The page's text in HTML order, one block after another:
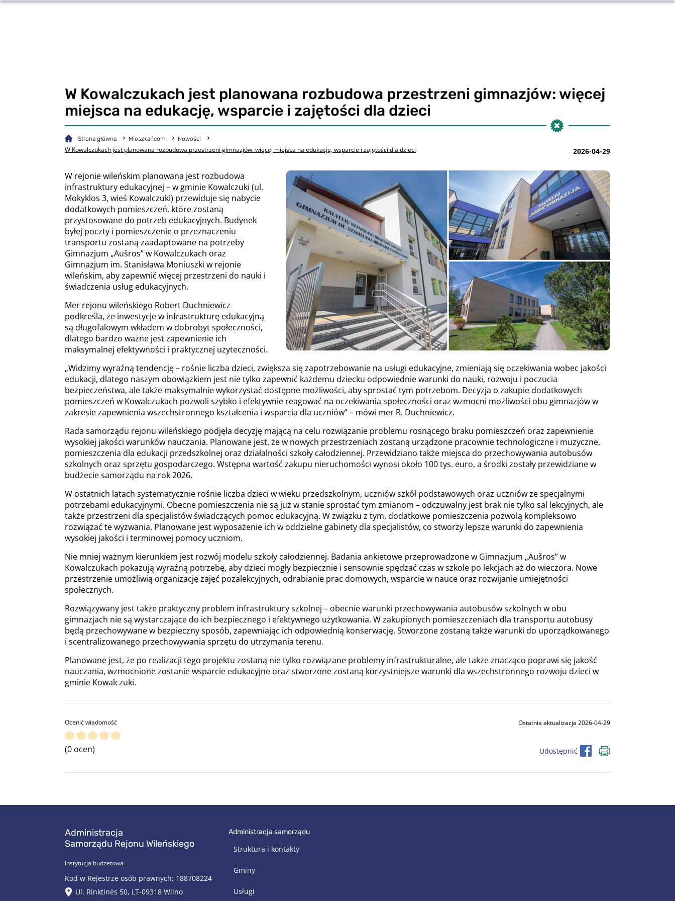
W Kowalczukach jest planowana rozbudowa przestrzeni gimnazjów: więcej
miejsca na edukację, wsparcie i zajętości dla dzieci
Strona główna Mieszkańcom Nowości
W Kowalczukach jest planowana rozbudowa przestrzeni gimnazjów: więcej miejsca na edukację, wsparcie i zajętości dla dzieci 2026-04-29
W rejonie wileńskim planowana jest rozbudowa
infrastruktury edukacyjnej – w gminie Kowalczuki (ul.
Mokyklos 3, wieś Kowalczuki) przewiduje się nabycie
dodatkowych pomieszczeń, które zostaną
przystosowane do potrzeb edukacyjnych. Budynek
byłej poczty i pomieszczenie o przeznaczeniu
transportu zostaną zaadaptowane na potrzeby
Gimnazjum „Aušros” w Kowalczukach oraz
Gimnazjum im. Stanisława Moniuszki w rejonie
wileńskim, aby zapewnić więcej przestrzeni do nauki i
świadczenia usług edukacyjnych.
Mer rejonu wileńskiego Robert Duchniewicz
podkreśla, że inwestycje w infrastrukturę edukacyjną
są długofalowym wkładem w dobrobyt społeczności,
dlatego bardzo ważne jest zapewnienie ich
maksymalnej efektywności i praktycznej użyteczności.
„Widzimy wyraźną tendencję – rośnie liczba dzieci, zwiększa się zapotrzebowanie na usługi edukacyjne, zmieniają się oczekiwania wobec jakości
edukacji, dlatego naszym obowiązkiem jest nie tylko zapewnić każdemu dziecku odpowiednie warunki do nauki, rozwoju i poczucia
bezpieczeństwa, ale także maksymalnie wykorzystać dostępne możliwości, aby sprostać tym potrzebom. Decyzja o zakupie dodatkowych
pomieszczeń w Kowalczukach pozwoli szybko i efektywnie reagować na oczekiwania społeczności oraz wzmocni możliwości obu gimnazjów w
zakresie zapewnienia wszechstronnego kształcenia i wsparcia dla uczniów” – mówi mer R. Duchniewicz.
Rada samorządu rejonu wileńskiego podjęła decyzję mającą na celu rozwiązanie problemu rosnącego braku pomieszczeń oraz zapewnienie
wysokiej jakości warunków nauczania. Planowane jest, że w nowych przestrzeniach zostaną urządzone pracownie technologiczne i muzyczne,
pomieszczenia dla edukacji przedszkolnej oraz działalności szkoły całodziennej. Przewidziano także miejsca do przechowywania autobusów
szkolnych oraz sprzętu gospodarczego. Wstępna wartość zakupu nieruchomości wynosi około 100 tys. euro, a środki zostały przewidziane w
budżecie samorządu na rok 2026.
W ostatnich latach systematycznie rośnie liczba dzieci w wieku przedszkolnym, uczniów szkół podstawowych oraz uczniów ze specjalnymi
potrzebami edukacyjnymi. Obecne pomieszczenia nie są już w stanie sprostać tym zmianom – odczuwalny jest brak nie tylko sal lekcyjnych, ale
także przestrzeni dla specjalistów świadczących pomoc edukacyjną. W związku z tym, dodatkowe pomieszczenia pozwolą kompleksowo
rozwiązać te wyzwania. Planowane jest wyposażenie ich w oddzielne gabinety dla specjalistów, co stworzy lepsze warunki do zapewnienia
wysokiej jakości i terminowej pomocy uczniom.
Nie mniej ważnym kierunkiem jest rozwój modelu szkoły całodziennej. Badania ankietowe przeprowadzone w Gimnazjum „Aušros” w
Kowalczukach pokazują wyraźną potrzebę, aby dzieci mogły bezpiecznie i sensownie spędzać czas w szkole po lekcjach aż do wieczora. Nowe
przestrzenie umożliwią organizację zajęć pozalekcyjnych, odrabianie prac domowych, wsparcie w nauce oraz rozwijanie umiejętności
społecznych.
Rozwiązywany jest także praktyczny problem infrastruktury szkolnej – obecnie warunki przechowywania autobusów szkolnych w obu
gimnazjach nie są wystarczające do ich bezpiecznego i efektywnego użytkowania. W zakupionych pomieszczeniach dla transportu autobusy
będą przechowywane w bezpieczny sposób, zapewniając ich odpowiednią konserwację. Stworzone zostaną także warunki do uporządkowanego
i scentralizowanego przechowywania sprzętu do utrzymania terenu.
Planowane jest, że po realizacji tego projektu zostaną nie tylko rozwiązane problemy infrastrukturalne, ale także znacząco poprawi się jakość
nauczania, wzmocnione zostanie wsparcie edukacyjne oraz stworzone zostaną korzystniejsze warunki dla wszechstronnego rozwoju dzieci w
gminie Kowalczuki.
Ocenić wiadomość
(0 ocen)
Ostatnia aktualizacja 2026-04-29
Udostępnić
Administracja
Samorządu Rejonu Wileńskiego
Instytucja budżetowa
Kod w Rejestrze osób prawnych: 188708224
Ul. Rinktinės 50, LT-09318 Wilno
administracja samorządu
Struktura i kontakty
Gminy
Usługi